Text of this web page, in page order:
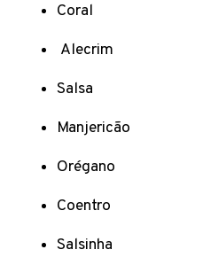
Coral
Alecrim
Salsa
Manjericão
Orégano
Coentro
Salsinha